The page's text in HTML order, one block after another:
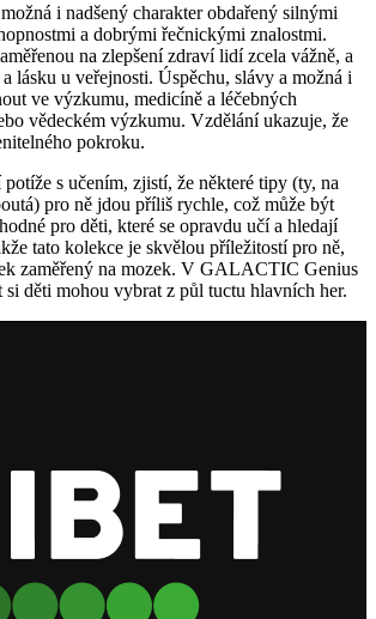
i nadšený charakter obdařený silnými
a dobrými řečnickými znalostmi.
na zlepšení zdraví lidí zcela vážně, a
lásku u veřejnosti. Úspěchu, slávy a možná i
ve výzkumu, medicíně a léčebných
vědeckém výzkumu. Vzdělání ukazuje, že
pokroku.
s učením, zjistí, že některé tipy (ty, na
pro ně jdou příliš rychle, což může být
pro děti, které se opravdu učí a hledají
tato kolekce je skvělou příležitostí pro ně,
zaměřený na mozek. V GALACTIC Genius
děti mohou vybrat z půl tuctu hlavních her.